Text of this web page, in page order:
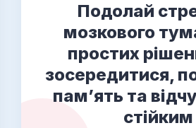
Подолай
мозкового
простих
зосередитися,
памʼять та
стійким